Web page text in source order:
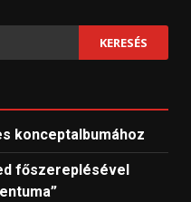
konceptalbumához
főszereplésével